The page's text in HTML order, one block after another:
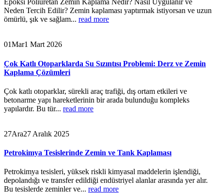
Epoksi Poliüretan Zemin Kaplama Nedir? Nasıl Uygulanır ve
Neden Tercih Edilir? Zemin kaplaması yaptırmak istiyorsan ve uzun
ömürlü, şık ve sağlam... read more
01Mar1 Mart 2026
Çok Katlı Otoparklarda Su Sızıntısı Problemi: Derz ve Zemin
Kaplama Çözümleri
Çok katlı otoparklar, sürekli araç trafiği, dış ortam etkileri ve
betonarme yapı hareketlerinin bir arada bulunduğu kompleks
yapılardır. Bu tür... read more
27Ara27 Aralık 2025
Petrokimya Tesislerinde Zemin ve Tank Kaplaması
Petrokimya tesisleri, yüksek riskli kimyasal maddelerin işlendiği,
depolandığı ve transfer edildiği endüstriyel alanlar arasında yer alır.
Bu tesislerde zeminler ve... read more